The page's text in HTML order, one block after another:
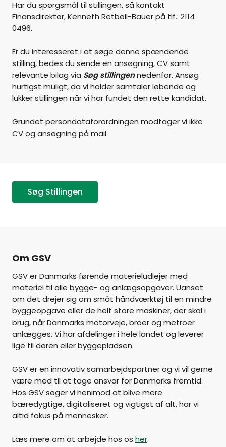
Har du spørgsmål til stillingen, så kontakt
Finansdirektør, Kenneth Retbøll-Bauer på tlf.: 2114
0496.
Er du interesseret i at søge denne spændende
stilling, bedes du sende en ansøgning, CV samt
relevante bilag via Søg stillingennedenfor. Ansøg
hurtigst muligt, da vi holder samtaler løbende og
lukker stillingen når vi har fundet den rette kandidat.
Grundet persondataforordningen modtager vi ikke
CV og ansøgning på mail.
Søg Stillingen
Om GSV
GSV er Danmarks førende materieludlejer med
materiel til alle bygge- og anlægsopgaver. Uanset
om det drejer sig om småt håndværktøj til en mindre
byggeopgave eller de helt store maskiner, der skal i
brug, når Danmarks motorveje, broer og metroer
anlægges. Vi har afdelinger i hele landet og leverer
lige til døren eller byggepladsen.
GSV er en innovativ samarbejdspartner og vi vil gerne
være med til at tage ansvar for Danmarks fremtid.
Hos GSV søger vi henimod at blive mere
bæredygtige, digitaliseret og vigtigst af alt, har vi
altid fokus på mennesker.
Læs mere om at arbejde hos os her.